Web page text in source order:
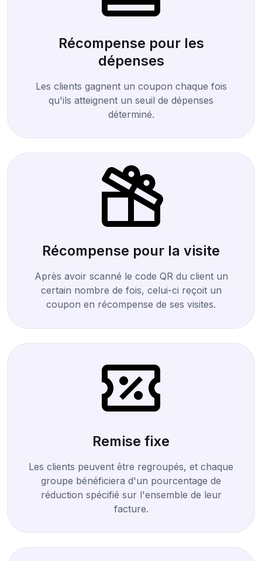
Récompense pour les
dépenses
Les clients gagnent un coupon chaque fois
qu'ils atteignent un seuil de dépenses
déterminé.
Récompense pour la visite
Après avoir scanné le code QR du client un
certain nombre de fois, celui-ci reçoit un
coupon en récompense de ses visites.
Remise fixe
Les clients peuvent être regroupés, et chaque
groupe bénéficiera d'un pourcentage de
réduction spécifié sur l'ensemble de leur
facture.